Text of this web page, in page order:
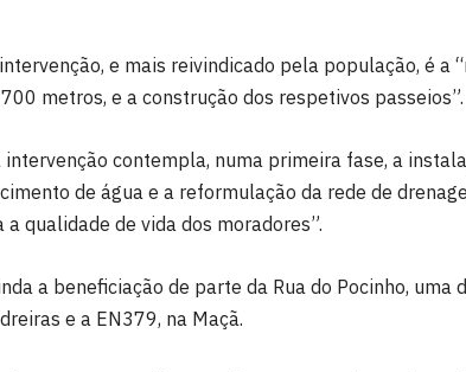
e mais reivindicado pela população, é a
metros, e a construção dos respetivos passeios”.
intervenção contempla, numa primeira fase, a
de água e a reformulação da rede de
a qualidade de vida dos moradores”.
a beneficiação de parte da Rua do Pocinho, uma
e a EN379, na Maçã.